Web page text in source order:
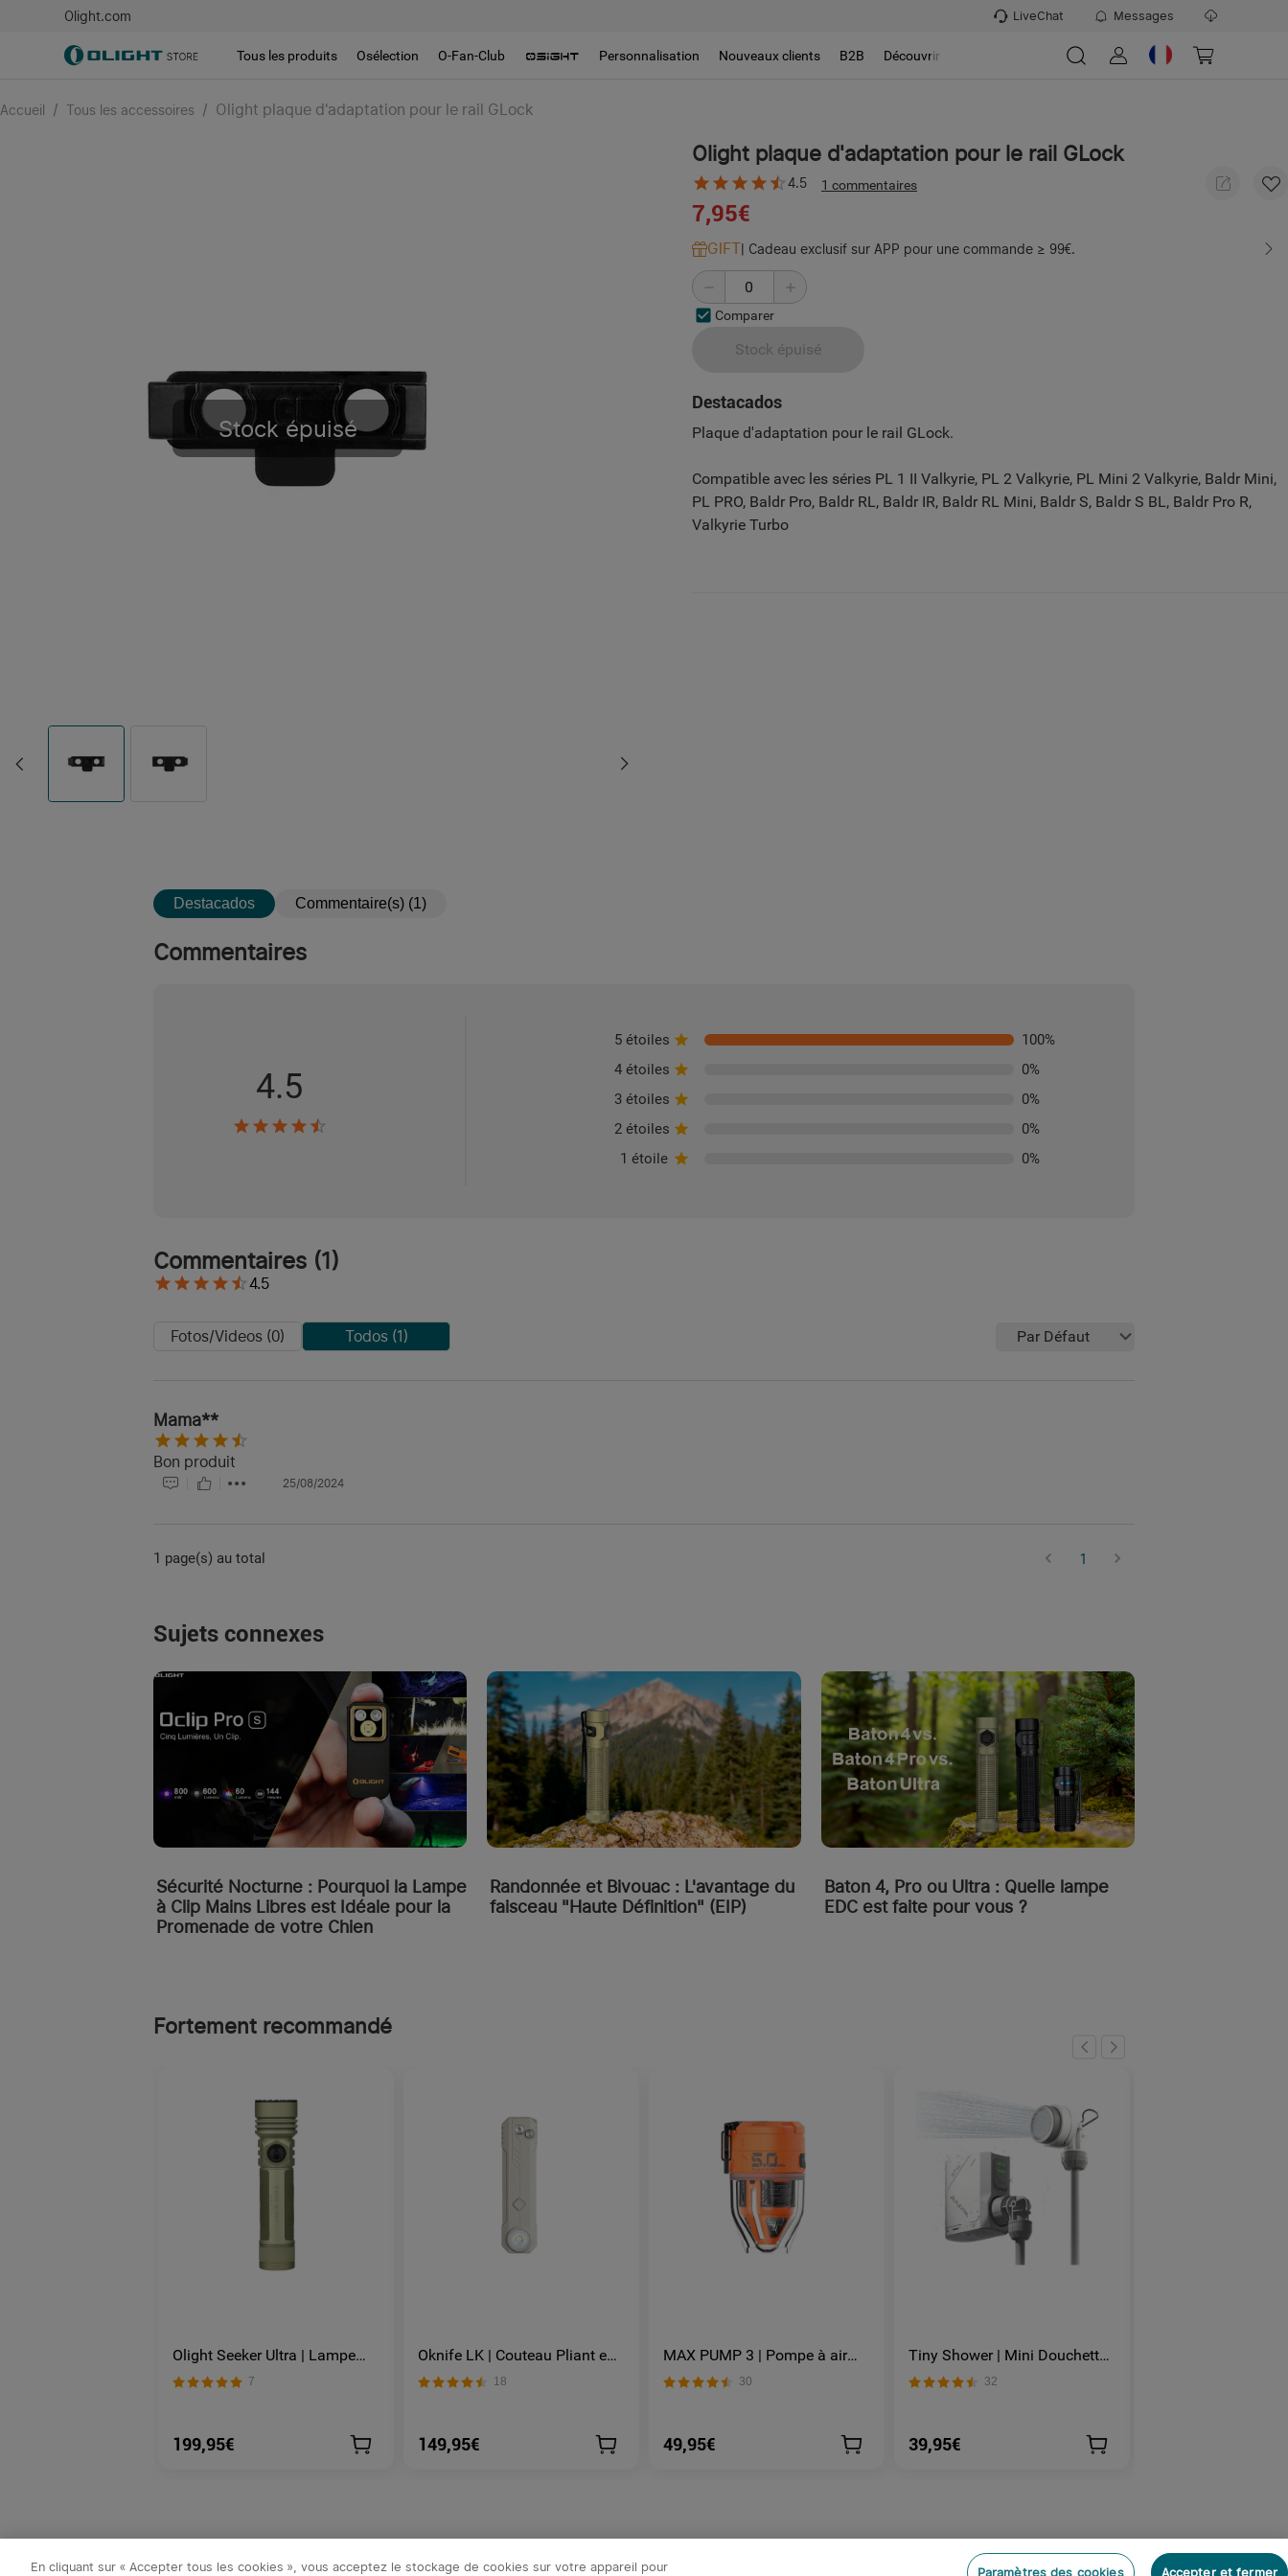
Olight.com LiveChat Messages
Tous les produits Osélection O-Fan-Club Personnalisation Nouveaux clients B2B Découvrir
Accueil / Tous les accessoires / Olight plaque d'adaptation pour le rail GLock
Stock épuisé
Olight plaque d'adaptation pour le rail GLock
4.5 1 commentaires
7,95€
GIFT| Cadeau exclusif sur APP pour une commande ≥ 99€.
Comparer
Stock épuisé
Destacados
Plaque d'adaptation pour le rail GLock.
Compatible avec les séries PL 1 II Valkyrie, PL 2 Valkyrie, PL Mini 2 Valkyrie, Baldr Mini,
PL PRO, Baldr Pro, Baldr RL, Baldr IR, Baldr RL Mini, Baldr S, Baldr S BL, Baldr Pro R,
Valkyrie Turbo
Destacados Commentaire(s) (1)
Commentaires
4.5
5 étoiles 100%
4 étoiles
0%
3 étoiles
0%
2 étoiles
0%
1 étoile
0%
Commentaires (1)
4.5
Fotos/Videos (0) Todos (1) Par Défaut
Mama**
Bon produit
25/08/2024
1 page(s) au total 1
Sujets connexes
Sécurité Nocturne : Pourquoi la Lampe
à Clip Mains Libres est Idéale pour la
Promenade de votre Chien
Randonnée et Bivouac : L'avantage du
faisceau "Haute Définition" (EIP)
Baton 4, Pro ou Ultra : Quelle lampe
EDC est faite pour vous ?
Fortement recommandé
Olight Seeker Ultra | Lampe
Torche Rechargeable Ultra
Puissante 4800 Lumens
7
199,95€
Oknife LK | Couteau Pliant en
Acier M390 avec Lampe LED
Rechargeable 400 Lumens et
18
149,95€
MAX PUMP 3 | Pompe à air
portable 5 kPa Lampe 300 lm
Rechargeable USB-C
30
49,95€
Tiny Shower | Mini Douchette
électrique portable pour le
camping
32
39,95€
En cliquant sur « Accepter tous les cookies », vous acceptez le stockage de cookies sur votre appareil pour Paramètres des cookies Accepter et fermer